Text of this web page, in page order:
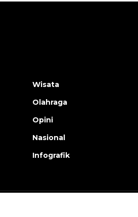
Wisata
Olahraga
Opini
Nasional
Infografik